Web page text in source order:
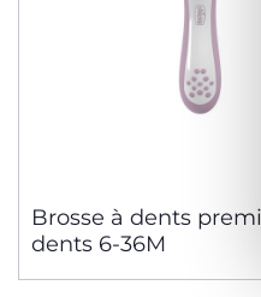
Brosse à dents
dents 6-36M